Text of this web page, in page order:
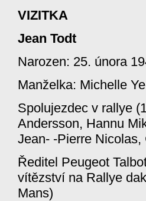
VIZITKA
Jean Todt
Narozen: 25. února
Manželka: Michelle
Spolujezdec v rallye
Andersson, Hannu
Jean- -Pierre Nicolas,
Ředitel Peugeot
vítězství na Rallye
Mans)